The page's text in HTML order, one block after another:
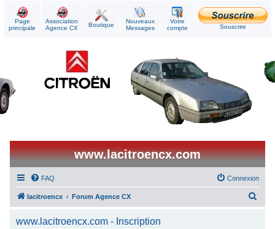
Page
principale
Association
Agence CX
Boutique
Nouveaux
Messages
Votre
compte
Souscrire
www.lacitroencx.com
FAQ Connexion
lacitroencx Forum Agence CX
www.lacitroencx.com - Inscription